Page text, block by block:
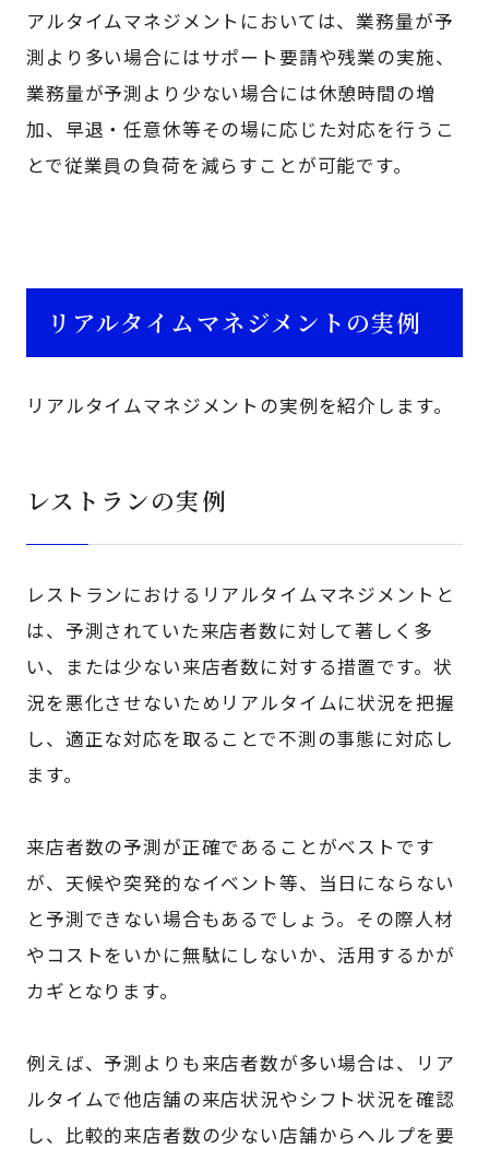
アルタイムマネジメントにおいては、業務量が予
測より多い場合にはサポート要請や残業の実施、
業務量が予測より少ない場合には休憩時間の増
加、早退・任意休等その場に応じた対応を行うこ
とで従業員の負荷を減らすことが可能です。
リアルタイムマネジメントの実例
リアルタイムマネジメントの実例を紹介します。
レストランの実例
レストランにおけるリアルタイムマネジメントと
は、予測されていた来店者数に対して著しく多
い、または少ない来店者数に対する措置です。状
況を悪化させないためリアルタイムに状況を把握
し、適正な対応を取ることで不測の事態に対応し
ます。
来店者数の予測が正確であることがベストです
が、天候や突発的なイベント等、当日にならない
と予測できない場合もあるでしょう。その際人材
やコストをいかに無駄にしないか、活用するかが
カギとなります。
例えば、予測よりも来店者数が多い場合は、リア
ルタイムで他店舗の来店状況やシフト状況を確認
し、比較的来店者数の少ない店舗からヘルプを要